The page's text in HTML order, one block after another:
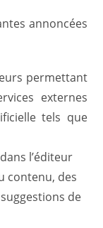
annoncées
permettant
externes
tels que
l’éditeur
contenu, des
de